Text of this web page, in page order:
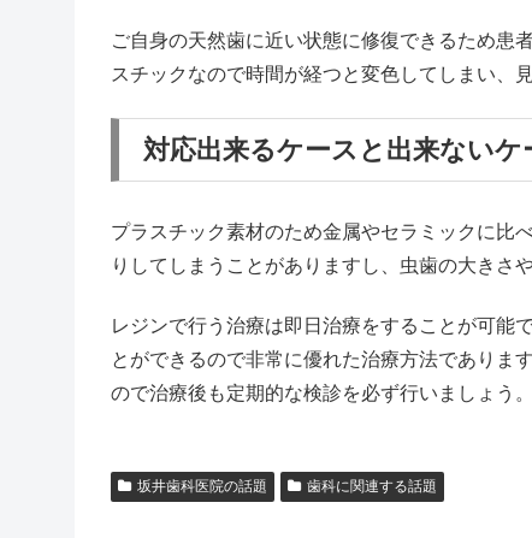
ご自身の天然歯に近い状態に修復できるため患
スチックなので時間が経つと変色してしまい、
対応出来るケースと出来ないケ
プラスチック素材のため金属やセラミックに比
りしてしまうことがありますし、虫歯の大きさ
レジンで行う治療は即日治療をすることが可能
とができるので非常に優れた治療方法でありま
ので治療後も定期的な検診を必ず行いましょう。
坂井歯科医院の話題 歯科に関連する話題